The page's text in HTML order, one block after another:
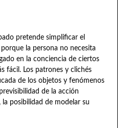
pretende simplificar el
la persona no necesita
en la conciencia de ciertos
fácil. Los patrones y clichés
de los objetos y fenómenos
de la acción
posibilidad de modelar su